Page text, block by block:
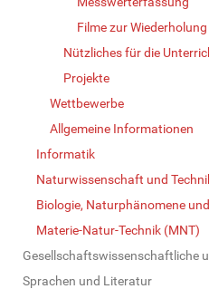
Filme zur Wiederholung
Nützliches für die
Projekte
Wettbewerbe
Allgemeine Informationen
Informatik
Naturwissenschaft und
Biologie, Naturphänomene
Materie-Natur-Technik (MNT)
Gesellschaftswissenschaftliche
Sprachen und Literatur